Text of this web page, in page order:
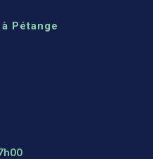
Pétange